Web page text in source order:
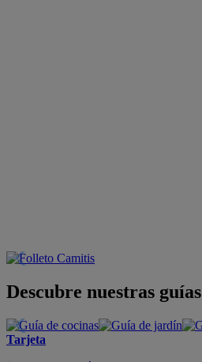
Descubre nuestras guías
Tarjeta